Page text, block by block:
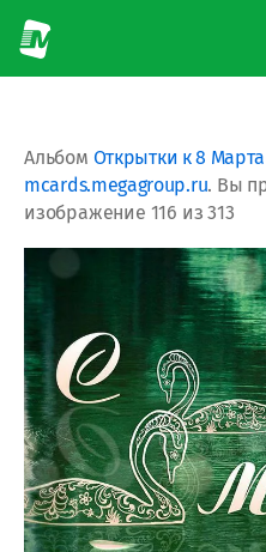
Альбом Открытки к 8 Марта
mcards.megagroup.ru. Вы
изображение 116 из 313